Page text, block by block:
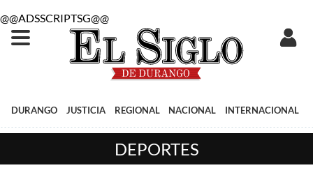
@@ADSSCRIPTSG@@
DURANGO JUSTICIA REGIONAL NACIONAL INTERNACIONAL
DEPORTES